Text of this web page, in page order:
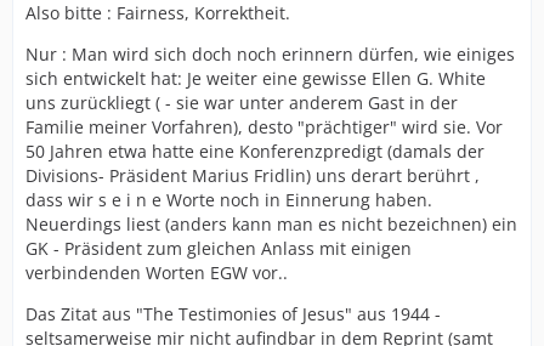
Also bitte : Fairness, Korrektheit.
Nur : Man wird sich doch noch erinnern dürfen, wie einiges
sich entwickelt hat: Je weiter eine gewisse Ellen G. White
uns zurückliegt ( - sie war unter anderem Gast in der
Familie meiner Vorfahren), desto "prächtiger" wird sie. Vor
50 Jahren etwa hatte eine Konferenzpredigt (damals der
Divisions- Präsident Marius Fridlin) uns derart berührt ,
dass wir s e i n e Worte noch in Einnerung haben.
Neuerdings liest (anders kann man es nicht bezeichnen) ein
GK - Präsident zum gleichen Anlass mit einigen
verbindenden Worten EGW vor..
Das Zitat aus "The Testimonies of Jesus" aus 1944 -
seltsamerweise mir nicht aufindbar in dem Reprint (samt